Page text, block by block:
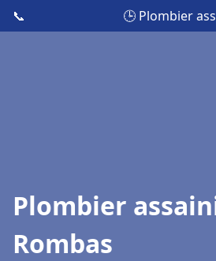
📞 🕒 Plombier
Plombier
Rombas